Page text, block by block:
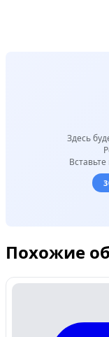
Здесь
Похожие